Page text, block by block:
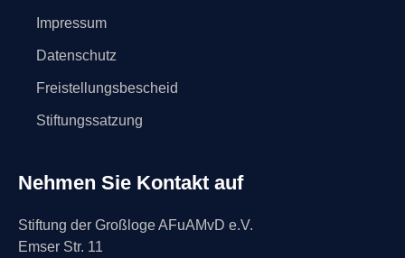
Impressum
Datenschutz
Freistellungsbescheid
Stiftungssatzung
Nehmen Sie Kontakt auf
Stiftung der Großloge AFuAMvD e.V.
Emser Str. 11